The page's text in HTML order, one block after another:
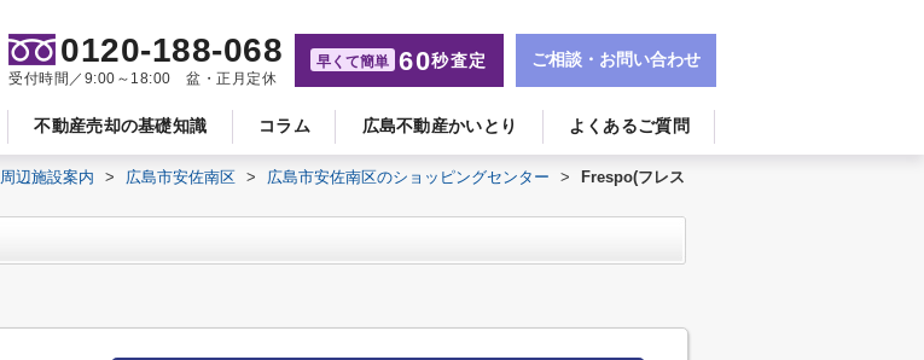
不動産売却の基礎知識 コラム 広島不動産かいとり よくあるご質問
0120-188-068
受付時間／9:00～18:00 盆・正月定休
早くて簡単 60秒査定 ご相談・お問い合わせ
周辺施設案内 > 広島市安佐南区 > 広島市安佐南区のショッピングセンター >
Frespo(フレス